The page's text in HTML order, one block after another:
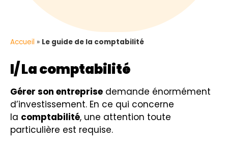
Accueil » Le guide de la comptabilité
I/ La comptabilité
Gérer son entreprise demande énormément
d’investissement. En ce qui concerne
la comptabilité, une attention toute
particulière est requise.